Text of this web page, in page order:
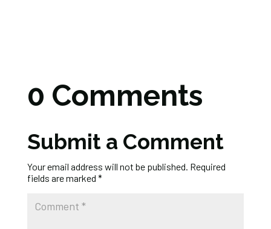
0 Comments
Submit a Comment
Your email address will not be published. Required
fields are marked *